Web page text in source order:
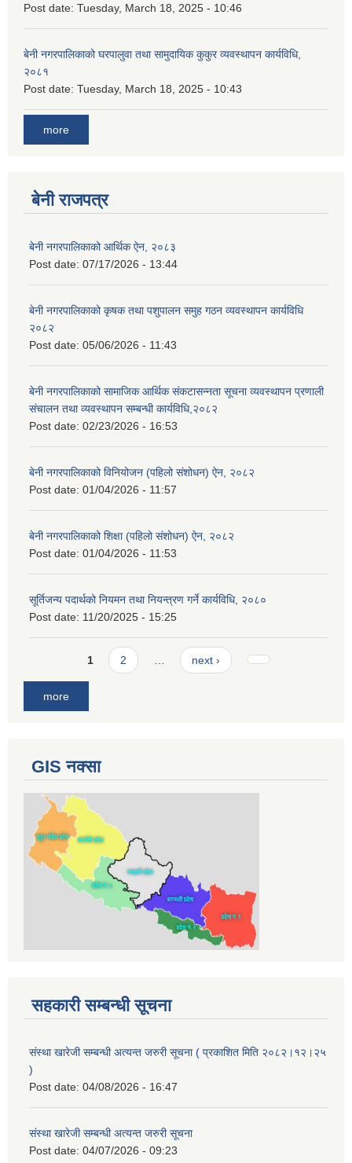
Post date: Tuesday, March 18, 2025 - 10:46
बेनी नगरपालिकाको घरपालुवा तथा सामुदायिक कुकुर व्यवस्थापन कार्यविधि,
२०८१
Post date: Tuesday, March 18, 2025 - 10:43
more
बेनी राजपत्र
बेनी नगरपालिकाको आर्थिक ऐन, २०८३
Post date: 07/17/2026 - 13:44
बेनी नगरपालिकाको कृषक तथा पशुपालन समुह गठन व्यवस्थापन कार्यविधि
२०८२
Post date: 05/06/2026 - 11:43
बेनी नगरपालिकाको सामाजिक आर्थिक संकटासन्नता सूचना व्यवस्थापन प्रणाली
संचालन तथा व्यवस्थापन सम्बन्धी कार्यविधि,२०८२
Post date: 02/23/2026 - 16:53
बेनी नगरपालिकाको विनियोजन (पहिलो संशोधन) ऐन, २०८२
Post date: 01/04/2026 - 11:57
बेनी नगरपालिकाको शिक्षा (पहिलो संशोधन) ऐन, २०८२
Post date: 01/04/2026 - 11:53
सूर्तिजन्य पदार्थको नियमन तथा नियन्त्रण गर्ने कार्यविधि, २०८०
Post date: 11/20/2025 - 15:25
Pages1 2 next ›
more
GIS नक्सा
सहकारी सम्बन्धी सूचना
संस्था खारेजी सम्बन्धी अत्यन्त जरुरी सूचना ( प्रकाशित मिति २०८२।१२।२५
)
Post date: 04/08/2026 - 16:47
संस्था खारेजी सम्बन्धी अत्यन्त जरुरी सूचना
Post date: 04/07/2026 - 09:23